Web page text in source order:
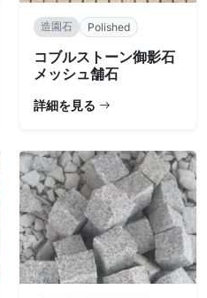
造園石 Polished
コブルストーン御影石
メッシュ舗石
詳細を見る